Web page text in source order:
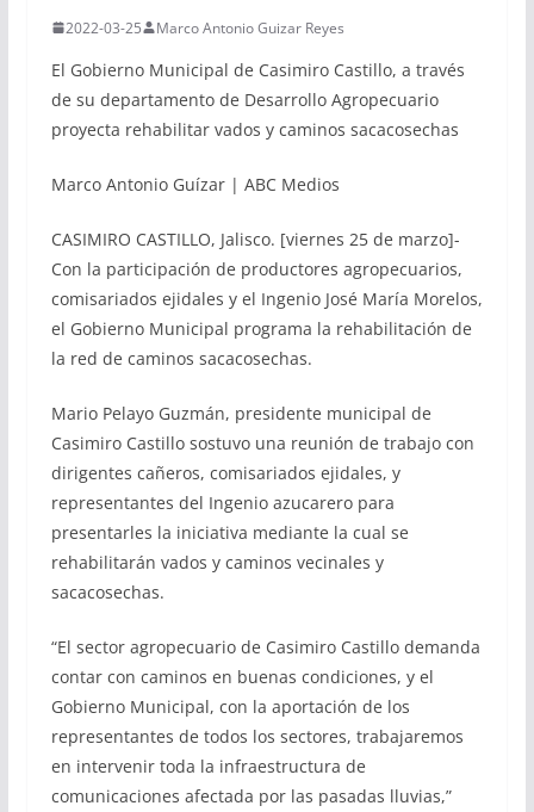
2022-03-25 Marco Antonio Guizar Reyes
El Gobierno Municipal de Casimiro Castillo, a través
de su departamento de Desarrollo Agropecuario
proyecta rehabilitar vados y caminos sacacosechas
Marco Antonio Guízar | ABC Medios
CASIMIRO CASTILLO, Jalisco. [viernes 25 de marzo]-
Con la participación de productores agropecuarios,
comisariados ejidales y el Ingenio José María Morelos,
el Gobierno Municipal programa la rehabilitación de
la red de caminos sacacosechas.
Mario Pelayo Guzmán, presidente municipal de
Casimiro Castillo sostuvo una reunión de trabajo con
dirigentes cañeros, comisariados ejidales, y
representantes del Ingenio azucarero para
presentarles la iniciativa mediante la cual se
rehabilitarán vados y caminos vecinales y
sacacosechas.
“El sector agropecuario de Casimiro Castillo demanda
contar con caminos en buenas condiciones, y el
Gobierno Municipal, con la aportación de los
representantes de todos los sectores, trabajaremos
en intervenir toda la infraestructura de
comunicaciones afectada por las pasadas lluvias,”